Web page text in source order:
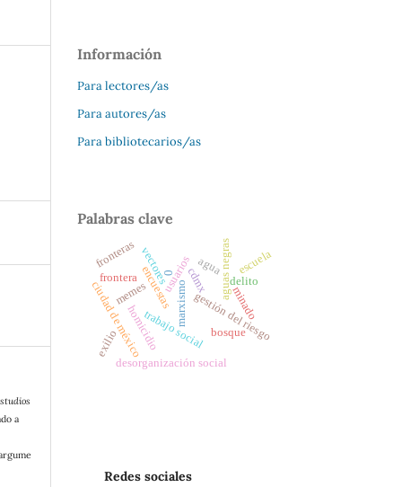
a
Información
Para lectores/as
Para autores/as
Para bibliotecarios/as
Palabras clave
marxismo
homicidio gestión del riesgo
aguas negras
usuarios
encuestas
memes
ciudad de méxico
desorganización social
cdmx delito
minado
bosque
agua
trabajo social
vectores escuela
frontera
exilio
fronteras
0
Redes sociales